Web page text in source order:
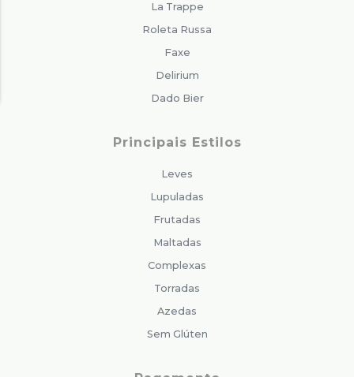
La Trappe
Roleta Russa
Faxe
Delirium
Dado Bier
Principais Estilos
Leves
Lupuladas
Frutadas
Maltadas
Complexas
Torradas
Azedas
Sem Glúten